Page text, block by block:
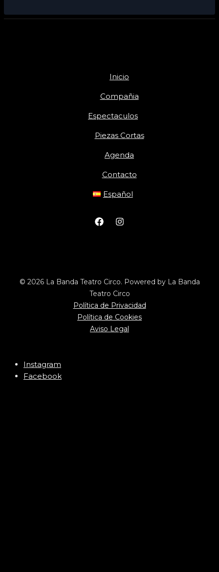
Inicio
Compañia
Espectaculos
Piezas Cortas
Agenda
Contacto
Español
© 2026 La Banda Teatro Circo. Powered by La Banda
Teatro Circo
Política de Privacidad
Política de Cookies
Aviso Legal
Instagram
Facebook